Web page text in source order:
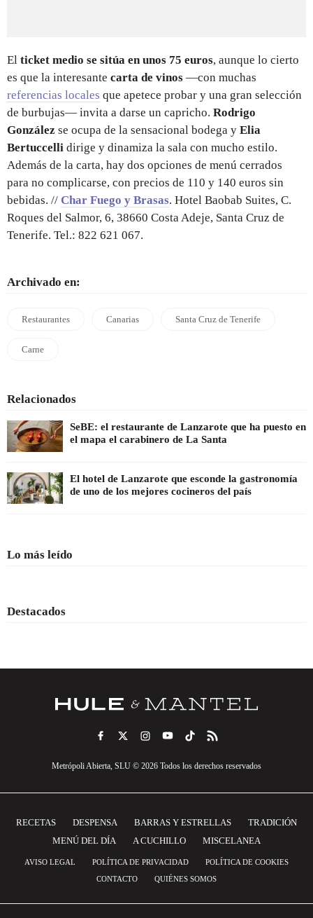
El ticket medio se sitúa en unos 75 euros, aunque lo cierto
es que la interesante carta de vinos —con muchas
referencias locales que apetece probar y una gran selección
de burbujas— invita a darse un capricho. Rodrigo
González se ocupa de la sensacional bodega y Elia
Bertuccelli dirige y dinamiza la sala con mucho estilo.
Además de la carta, hay dos opciones de menú cerrados
para no complicarse, con precios de 110 y 140 euros sin
bebidas. // Char Fuego y Brasas. Hotel Baobab Suites, C.
Roques del Salmor, 6, 38660 Costa Adeje, Santa Cruz de
Tenerife. Tel.: 822 621 067.
Archivado en:
Restaurantes Canarias Santa Cruz de Tenerife
Carne
Relacionados
SeBE: el restaurante de Lanzarote que ha puesto en
el mapa el carabinero de La Santa
El hotel de Lanzarote que esconde la gastronomía
de uno de los mejores cocineros del país
Lo más leído
Destacados
Metrópoli Abierta, SLU © 2026 Todos los derechos reservados
RECETAS DESPENSA BARRAS Y ESTRELLAS
TRADICIÓN
MENÚ DEL DÍA
A CUCHILLO MISCELANEA
AVISO LEGAL POLÍTICA DE PRIVACIDAD
POLÍTICA DE COOKIES
CONTACTO
QUIÉNES SOMOS